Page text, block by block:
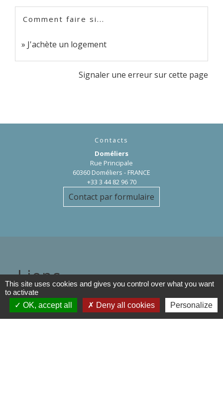
Comment faire si...
J'achète un logement
Signaler une erreur sur cette page
Contacts
Doméliers
Rue Principale
60360 Doméliers - FRANCE
+33 3 44 82 96 70
Contact par formulaire
Liens
Département de l'Oise
Région Hauts de France
This site uses cookies and gives you control over what you want
to activate
OK, accept all
Deny all cookies Personalize